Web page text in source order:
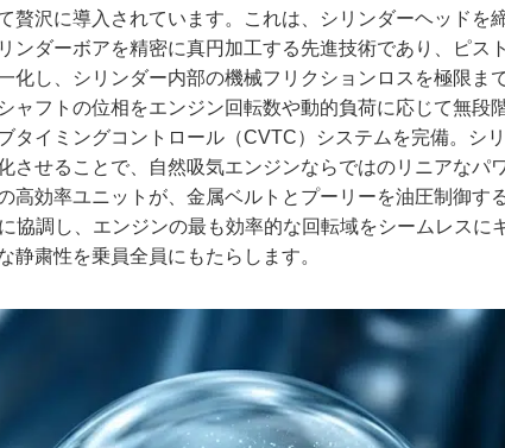
贅沢に導入されています。これは、シリンダーヘッドを
ンダーボアを精密に真円加工する先進技術であり、ピス
化し、シリンダー内部の機械フリクションロスを極限ま
ャフトの位相をエンジン回転数や動的負荷に応じて無段
タイミングコントロール（CVTC）システムを完備。シ
させることで、自然吸気エンジンならではのリニアなパ
高効率ユニットが、金属ベルトとプーリーを油圧制御す
協調し、エンジンの最も効率的な回転域をシームレスに
静粛性を乗員全員にもたらします。